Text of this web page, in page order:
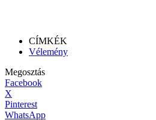
CÍMKÉK
Vélemény
Megosztás
Facebook
X
Pinterest
WhatsApp